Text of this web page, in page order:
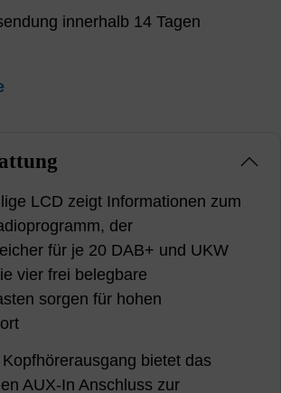
innerhalb 14 Tagen
LCD zeigt Informationen zum
der
für je 20 DAB+ und UKW
vier frei belegbare
sorgen für hohen
bietet das
AUX-In Anschluss zur